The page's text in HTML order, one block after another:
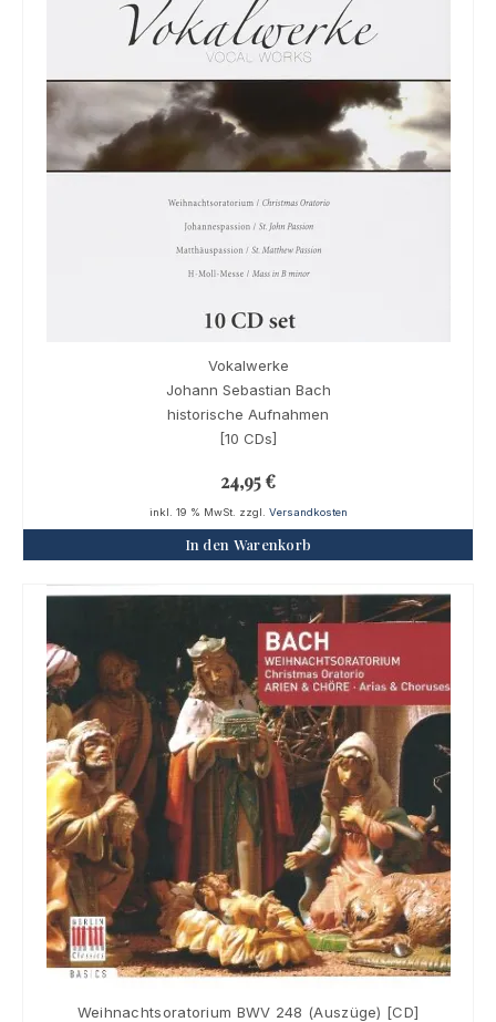
Vokalwerke
Johann Sebastian Bach
historische Aufnahmen
[10 CDs]
24,95€
inkl. 19 % MwSt. zzgl. Versandkosten
In den Warenkorb
Weihnachtsoratorium BWV 248 (Auszüge) [CD]